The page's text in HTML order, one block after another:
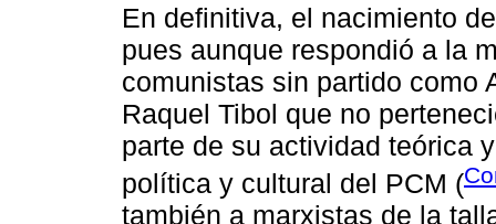
En definitiva, el nacimiento
pues aunque respondió a la
comunistas sin partido como
Raquel Tibol que no
parte de su actividad teórica
política y cultural del PCM (
también a marxistas de la